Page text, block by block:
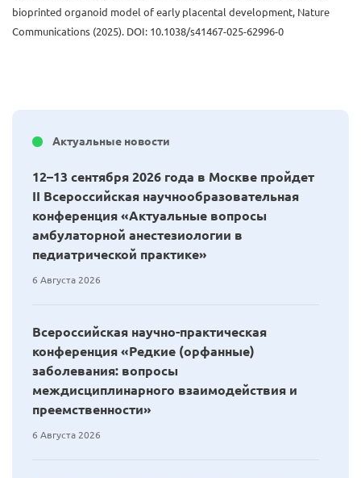
bioprinted organoid model of early placental development, Nature
Communications (2025). DOI: 10.1038/s41467-025-62996-0
Актуальные новости
12–13 сентября 2026 года в Москве пройдет
II Всероссийская научнообразовательная
конференция «Актуальные вопросы
амбулаторной анестезиологии в
педиатрической практике»
6 Августа 2026
Всероссийская научно-практическая
конференция «Редкие (орфанные)
заболевания: вопросы
междисциплинарного взаимодействия и
преемственности»
6 Августа 2026